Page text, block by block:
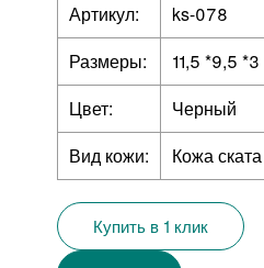
Артикул:
ks-078
Размеры:
11,5 *9,5
Цвет:
Черный
Вид кожи:
Кожа ската
Купить в 1 клик